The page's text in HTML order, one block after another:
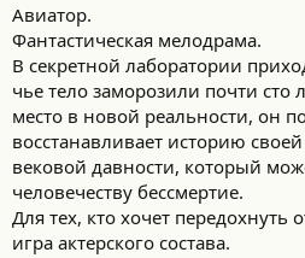
Авиатор.
Фантастическая мелодрама.
В секретной лаборатории
чье тело заморозили почти сто
место в новой реальности, он
восстанавливает историю
вековой давности, который
человечеству бессмертие.
Для тех, кто хочет передохнуть
игра актерского состава.